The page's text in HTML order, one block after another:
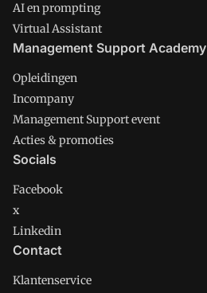
AI en prompting
Virtual Assistant
Management Support Academy
Opleidingen
Incompany
Management Support event
Acties & promoties
Socials
Facebook
x
Linkedin
Contact
Klantenservice